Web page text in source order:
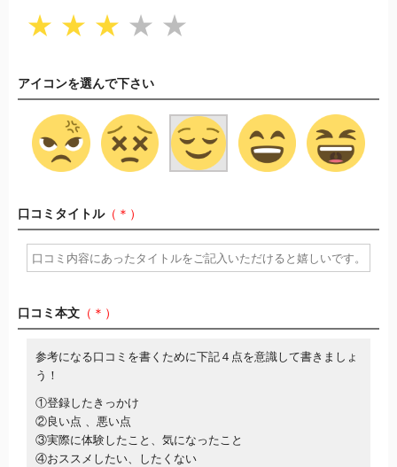
★ ★ ★ ★ ★
アイコンを選んで下さい
口コミタイトル（＊）
口コミ本文 （＊）
参考になる口コミを書くために下記４点を意識して書きましょ
う！
①登録したきっかけ
②良い点 、悪い点
③実際に体験したこと、気になったこと
④おススメしたい、したくない